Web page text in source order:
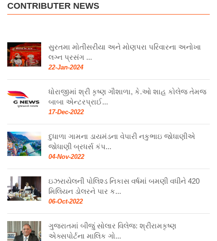
CONTRIBUTER NEWS
સુરતમા મોતીસરીયા અને મોણપરા પરિવારના અનોખા
લગ્ન પ્રસંગ ...
22-Jan-2024
ધોરાજીમાં શ્રી કૃષ્ણ ગૌશાળા, કે.ઓ શાહ કોલેજ તેમજ
બાબા એન્ટરપ્રાઈ...
17-Dec-2022
દુધાળા ગામના ડાયમંડના વેપારી નકુભાઇ જોધાણીએ
જોધાણી બ્રધર્સ કંપ...
04-Nov-2022
ઇઝરાયેલની પોલિશ્ડ નિકાસ વર્ષમાં બમણી વધીને 420
મિલિયન ડોલરને પાર ક...
06-Oct-2022
ગુજરાતમાં બીજું સોલાર વિલેજ: શ્રીરામકૃષ્ણ
એક્સપોર્ટના માલિક ગો...